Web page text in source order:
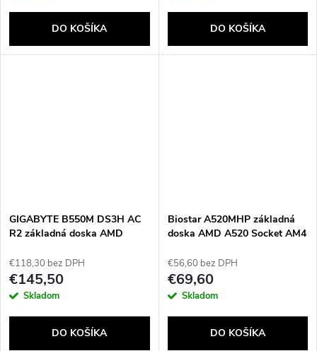
DO KOŠÍKA DO KOŠÍKA
GIGABYTE B550M DS3H AC
R2 základná doska AMD
€118,30 bez DPH
€145,50
Skladom
DO KOŠÍKA
Biostar A520MHP základná
doska AMD A520 Socket AM4
€56,60 bez DPH
€69,60
Skladom
DO KOŠÍKA